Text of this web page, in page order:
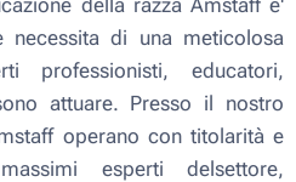
necessita di una meticolosa
professionisti, educatori,
attuare. Presso il nostro
operano con titolarità e
esperti delsettore,